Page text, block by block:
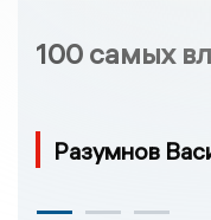
100 самых
Разумнов